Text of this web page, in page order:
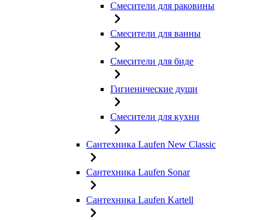
Смесители для раковины
Смесители для ванны
Смесители для биде
Гигиенические души
Смесители для кухни
Сантехника Laufen New Classic
Сантехника Laufen Sonar
Сантехника Laufen Kartell